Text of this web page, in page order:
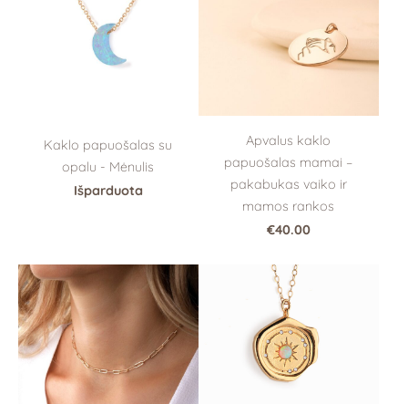
Kaklo papuošalas su
opalu - Mėnulis
Išparduota
Apvalus kaklo
papuošalas mamai –
pakabukas vaiko ir
mamos rankos
€40.00